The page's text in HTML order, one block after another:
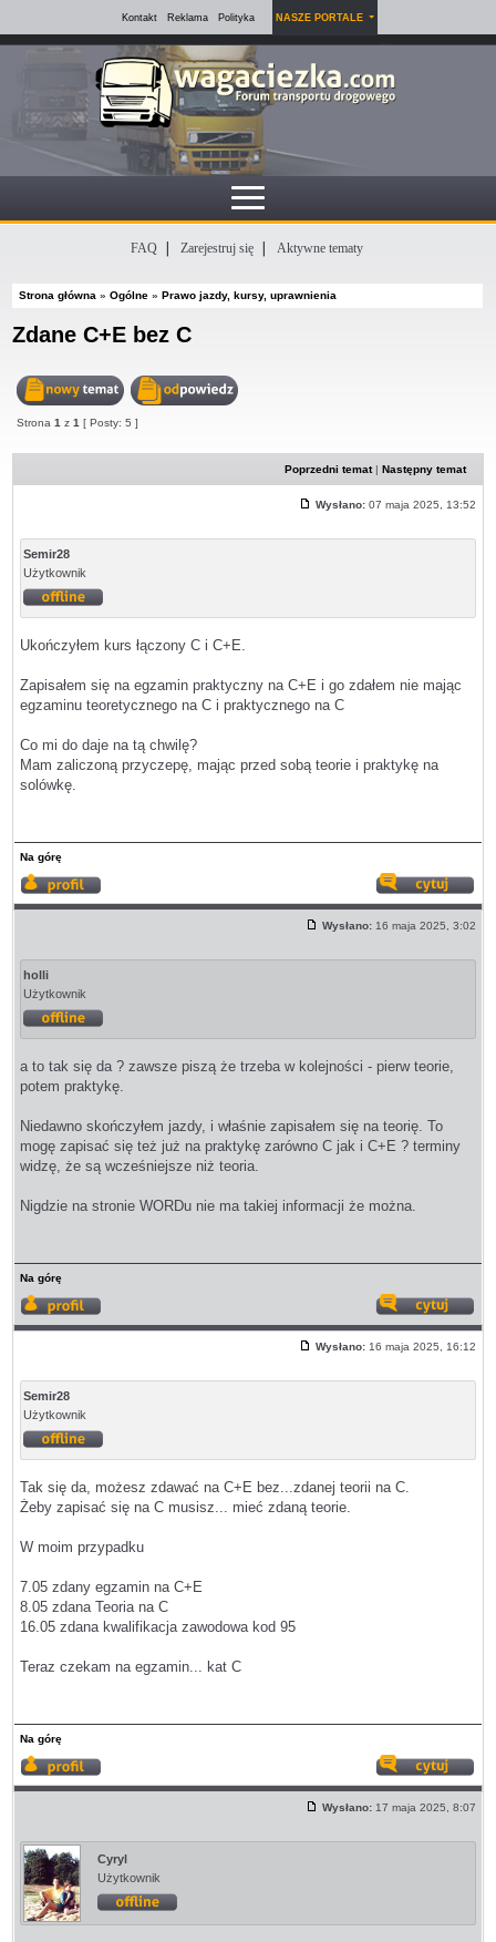
Kontakt Reklama Polityka NASZE PORTALE
FAQ Zarejestruj się Aktywne tematy
Strona główna »Ogólne »Prawo jazdy, kursy, uprawnienia
Zdane C+E bez C
temat
Strona1 z1 [ Posty: 5 ]
Poprzedni temat| Następny temat
Wysłano:07 maja 2025, 13:52
Semir28
Użytkownik
Ukończyłem kurs łączony C i C+E.
Zapisałem się na egzamin praktyczny na C+E i go zdałem nie mając
egzaminu teoretycznego na C i praktycznego na C
Co mi do daje na tą chwilę?
Mam zaliczoną przyczepę, mając przed sobą teorie i praktykę na
solówkę.
Na górę
Wyświetl
profil
z
Wysłano:16 maja 2025, 3:02
holli
Użytkownik
a to tak się da ? zawsze piszą że trzeba w kolejności - pierw teorie,
potem praktykę.
Niedawno skończyłem jazdy, i właśnie zapisałem się na teorię. To
mogę zapisać się też już na praktykę zarówno C jak i C+E ? terminy
widzę, że są wcześniejsze niż teoria.
Nigdzie na stronie WORDu nie ma takiej informacji że można.
Na górę
profil
z
Wysłano:16 maja 2025, 16:12
Semir28
Użytkownik
Tak się da, możesz zdawać na C+E bez...zdanej teorii na C.
Żeby zapisać się na C musisz... mieć zdaną teorie.
W moim przypadku
7.05 zdany egzamin na C+E
8.05 zdana Teoria na C
16.05 zdana kwalifikacja zawodowa kod 95
Teraz czekam na egzamin... kat C
Na górę
Wyświetl
profil
z
Wysłano:17 maja 2025, 8:07
Cyryl
Użytkownik